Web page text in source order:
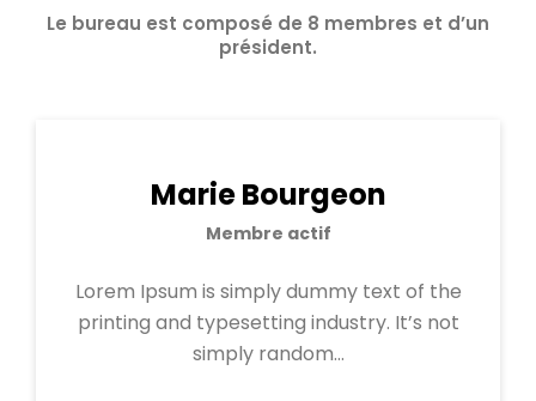
Le bureau est composé de 8 membres et d’un
président.
Marie Bourgeon
Membre actif
Lorem Ipsum is simply dummy text of the
printing and typesetting industry. It’s not
simply random…